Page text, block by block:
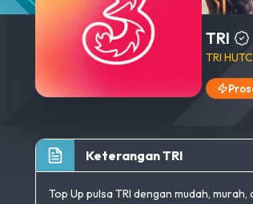
TRI
TRI
Keterangan TRI
Top Up pulsa TRI dengan mudah, murah,